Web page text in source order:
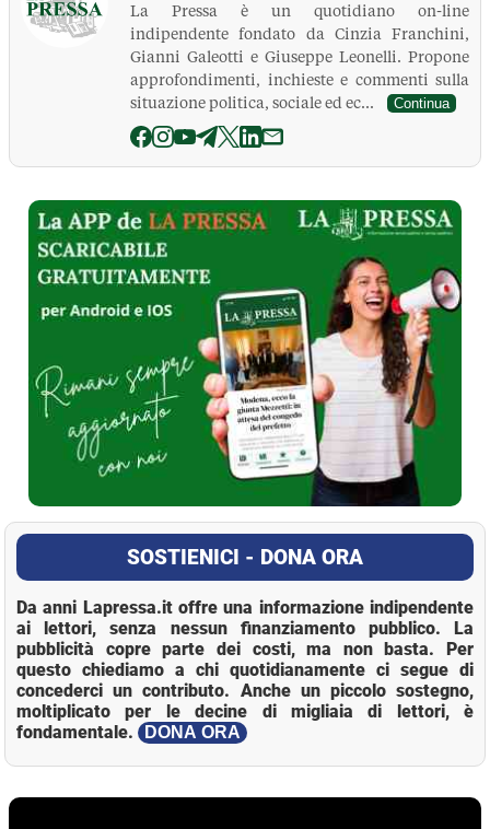
La Pressa è un quotidiano on-line
indipendente fondato da Cinzia Franchini,
Gianni Galeotti e Giuseppe Leonelli. Propone
approfondimenti, inchieste e commenti sulla
situazione politica, sociale ed ec...
Continua
La Pressa
SOSTIENICI - DONA ORA
Da anni Lapressa.it offre una informazione indipendente
ai lettori, senza nessun finanziamento pubblico. La
pubblicità copre parte dei costi, ma non basta. Per
questo chiediamo a chi quotidianamente ci segue di
concederci un contributo. Anche un piccolo sostegno,
moltiplicato per le decine di migliaia di lettori, è
fondamentale.
DONA ORA